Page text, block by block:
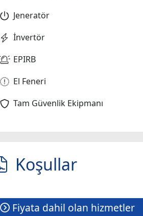
Jeneratör
İnvertör
EPIRB
El Feneri
Tam Güvenlik Ekipmanı
Koşullar
Fiyata dahil olan hizmetler